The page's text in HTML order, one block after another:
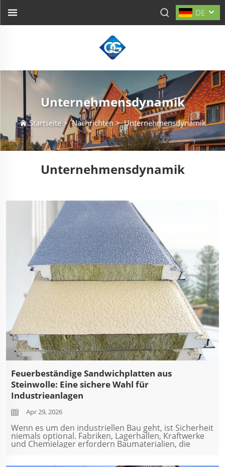
DE
Unternehmensdynamik
Startseite>Nachrichten>Unternehmensdynamik
Unternehmensdynamik
Feuerbeständige Sandwichplatten aus
Steinwolle: Eine sichere Wahl für
Industrieanlagen
Apr 29, 2026
Wenn es um den industriellen Bau geht, ist Sicherheit
niemals optional. Fabriken, Lagerhallen, Kraftwerke
und Chemielager erfordern Baumaterialien, die